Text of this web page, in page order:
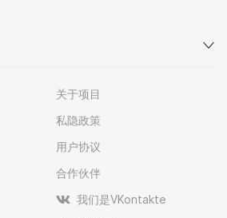
关于项目
私隐政策
用户协议
合作伙伴
我们是VKontakte